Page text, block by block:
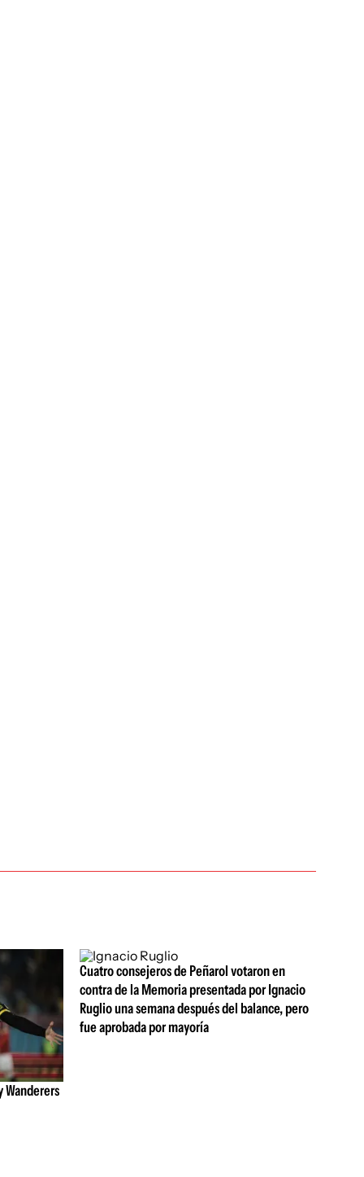
Wanderers
Cuatro consejeros de Peñarol votaron en
contra de la Memoria presentada por Ignacio
Ruglio una semana después del balance, pero
fue aprobada por mayoría